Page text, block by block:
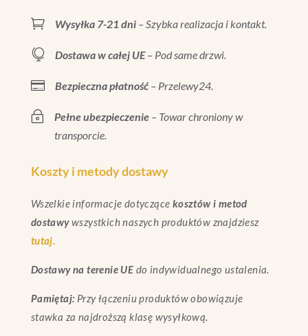
 Wysyłka 7-21 dni– Szybka realizacja i kontakt.
 Dostawa w całej UE– Pod same drzwi.
 Bezpieczna płatność– Przelewy24.
~ Pełne ubezpieczenie– Towar chroniony w
transporcie.
Koszty i metody dostawy
Wszelkie informacje dotyczące kosztów i metod
dostawywszystkich naszych produktów znajdziesz
tutaj.
Dostawy na terenie UE do indywidualnego ustalenia.
Pamiętaj: Przy łączeniu produktów obowiązuje
stawka za najdroższą klasę wysyłkową.